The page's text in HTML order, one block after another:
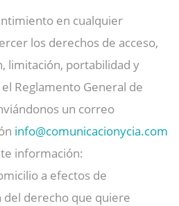
en cualquier
los derechos de acceso,
limitación, portabilidad y
Reglamento General de
un correo
info@comunicacionycia.com
información:
a efectos de
derecho que quiere